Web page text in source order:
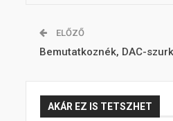
ELŐZŐ
Bemutatkoznék, DAC-
AKÁR EZ IS TETSZHET